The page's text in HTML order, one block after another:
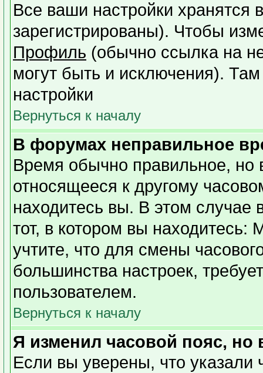
Все ваши настройки хранятся
зарегистрированы). Чтобы
Профиль (обычно ссылка на
могут быть и исключения).
настройки
Вернуться к началу
В форумах неправильное
Время обычно правильное, но
относящееся к другому
находитесь вы. В этом случае
тот, в котором вы находитесь:
учтите, что для смены
большинства настроек,
пользователем.
Вернуться к началу
Я изменил часовой пояс, но
Если вы уверены, что указали